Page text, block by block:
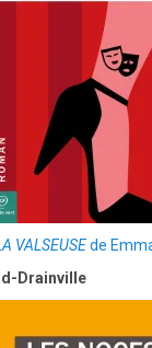
VALSEUSEde
Drainville